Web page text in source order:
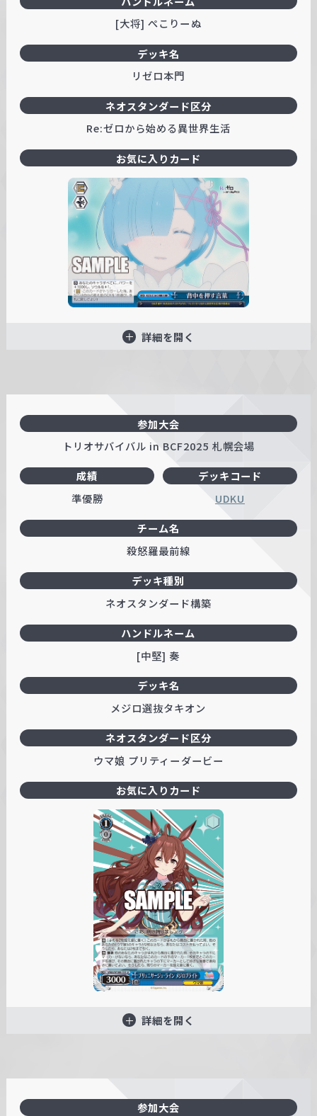
[大将] ぺこりーぬ
デッキ名
リゼロ本門
ネオスタンダード区分
Re:ゼロから始める異世界生活
お気に入りカード
詳細を開く
参加大会
トリオサバイバル in BCF2025 札幌会場
成績
準優勝
ハンドルネーム
[中堅] 奏
デッキコード
UDKU
チーム名
殺怒羅最前線
デッキ名
メジロ選抜タキオン
デッキ種別
ネオスタンダード構築
ネオスタンダード区分
ウマ娘 プリティーダービー
お気に入りカード
詳細を開く
参加大会